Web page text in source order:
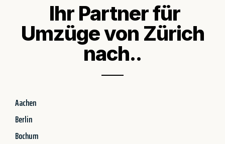
Ihr Partner für
Umzüge von Zürich
nach..
Aachen
Berlin
Bochum